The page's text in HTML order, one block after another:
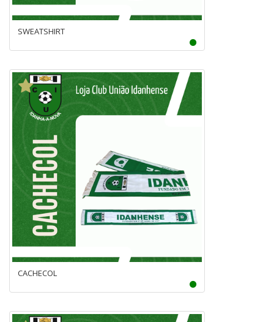
SWEATSHIRT
CACHECOL